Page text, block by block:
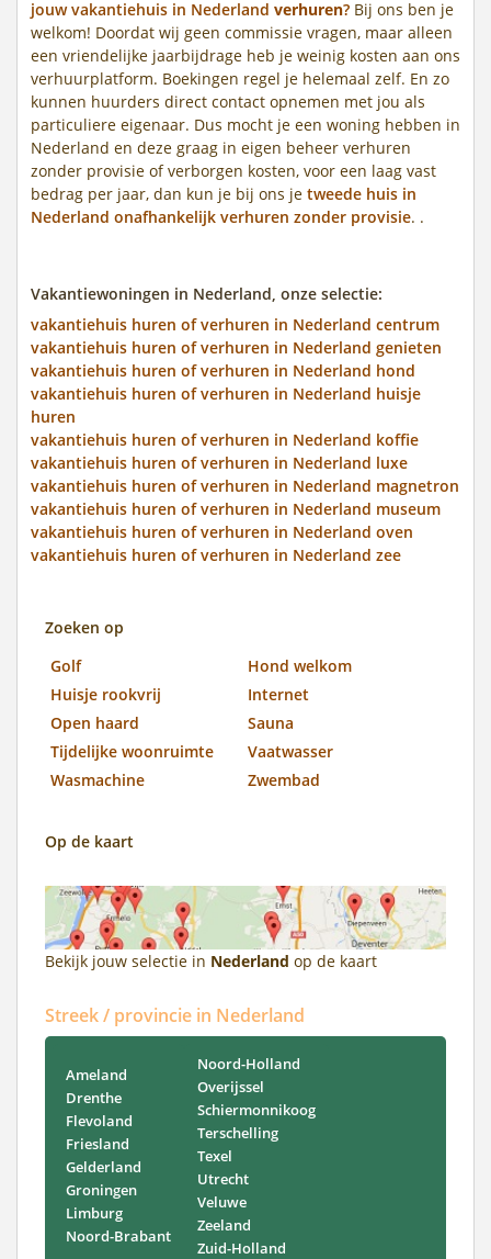
jouw vakantiehuis in Nederland verhuren? Bij ons ben je
welkom! Doordat wij geen commissie vragen, maar alleen
een vriendelijke jaarbijdrage heb je weinig kosten aan ons
verhuurplatform. Boekingen regel je helemaal zelf. En zo
kunnen huurders direct contact opnemen met jou als
particuliere eigenaar. Dus mocht je een woning hebben in
Nederland en deze graag in eigen beheer verhuren
zonder provisie of verborgen kosten, voor een laag vast
bedrag per jaar, dan kun je bij ons je tweede huis in
Nederland onafhankelijk verhuren zonder provisie. .
Vakantiewoningen in Nederland, onze selectie:
vakantiehuis huren of verhuren in Nederland centrum
vakantiehuis huren of verhuren in Nederland genieten
vakantiehuis huren of verhuren in Nederland hond
vakantiehuis huren of verhuren in Nederland huisje
huren
vakantiehuis huren of verhuren in Nederland koffie
vakantiehuis huren of verhuren in Nederland luxe
vakantiehuis huren of verhuren in Nederland magnetron
vakantiehuis huren of verhuren in Nederland museum
vakantiehuis huren of verhuren in Nederland oven
vakantiehuis huren of verhuren in Nederland zee
Zoeken op
Golf
Hond welkom
Huisje rookvrij
Internet
Open haard
Sauna
Tijdelijke woonruimte
Vaatwasser
Wasmachine
Zwembad
Op de kaart
Bekijk jouw selectie in Nederland op de kaart
Streek / provincie in Nederland
Ameland
Drenthe
Flevoland
Friesland
Gelderland
Groningen
Limburg
Noord-Brabant
Noord-Holland
Overijssel
Schiermonnikoog
Terschelling
Texel
Utrecht
Veluwe
Zeeland
Zuid-Holland